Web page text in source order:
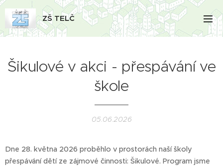
ZŠ TELČ
Šikulové v akci - přespávání ve
škole
05.06.2026
Dne 28. května 2026 proběhlo v prostorách naší školy
přespávání dětí ze zájmové činnosti: Šikulové. Program jsme